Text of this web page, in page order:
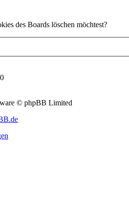
des Boards löschen möchtest?
© phpBB Limited